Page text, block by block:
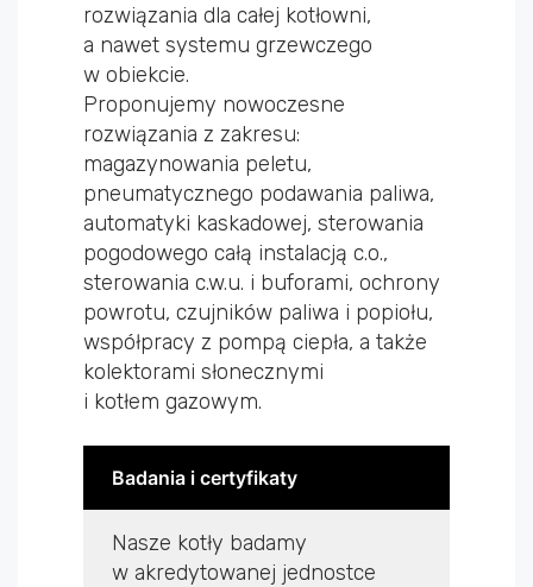
rozwiązania dla całej kotłowni,
a nawet systemu grzewczego
w obiekcie.
Proponujemy nowoczesne
rozwiązania z zakresu:
magazynowania peletu,
pneumatycznego podawania paliwa,
automatyki kaskadowej, sterowania
pogodowego całą instalacją c.o.,
sterowania c.w.u. i buforami, ochrony
powrotu, czujników paliwa i popiołu,
współpracy z pompą ciepła, a także
kolektorami słonecznymi
i kotłem gazowym.
Badania i certyfikaty
Nasze kotły badamy
w akredytowanej jednostce